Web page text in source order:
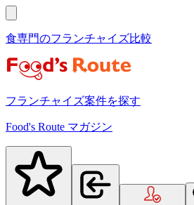
食専門のフランチャイズ比較
フランチャイズ案件を探す
Food's Route マガジン